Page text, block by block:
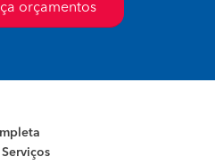
orçamentos